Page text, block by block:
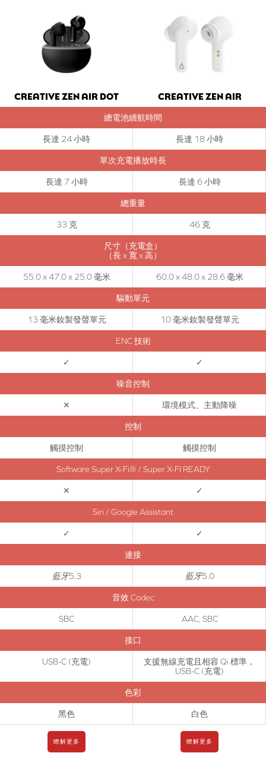
步驟 1：
Creative Zen Air DOT 在耳機拿出充電盒後會自動進入 藍牙配對模式。
步驟 2：
在您的移動裝置上打開藍牙。在藍牙設置介面，搜索“Zen Air DOT”，選擇配
就是這樣，您已經完成了！
將 CREATIVE ZEN AIR DOT 與一個新的藍牙裝置配
對：
如果您已連接至耳機，請將其與所連接的裝置斷開連接。
按照上面的指示，將 Creative Zen Air DOT 連接至一個新的裝置。
CREATIVE ZEN AIR DOT CREATIVE ZEN AIR
總電池續航時間
長達 24 小時 長達 18 小時
單次充電播放時長
長達 7 小時 長達 6 小時
總重量
33 克 46 克
尺寸（充電盒）
（長 x 寬 x 高）
55.0 x 47.0 x 25.0 毫米 60.0 x 48.0 x 28.6 毫米
驅動單元
13 毫米釹製發聲單元 10 毫米釹製發聲單元
ENC 技術
✓ ✓
噪音控制
✕ 環境模式、主動降噪
控制
觸摸控制 觸摸控制
Software Super X-Fi® / Super X-FI READY
✕ ✓
Siri / Google Assistant
✓ ✓
連接
藍牙5.3 藍牙5.0
音效 Codec
SBC AAC, SBC
接口
USB-C (充電)
支援無線充電且相容 Qi 標準，
USB-C (充電)
色彩
黑色 白色
瞭解更多 瞭解更多